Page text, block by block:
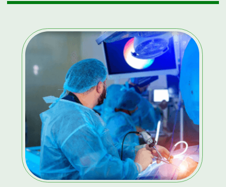
До госпитализации:
до операции, не следует допускать
обострения имеющейся патологии сустава.
Чем «спокойнее» сустав, тем ниже риски
послеоперационных осложнений и быстрее
протекает реабилитация после
перенесенной операции;
Важно не допускать повреждения кожных
покровов в области предполагаемого
оперативного лечения (раны, ссадины и
Если Вы принимаете препараты,
разжижающие кровь (аспирин,
кардиомагнил и др.), то необходимо
исключить прием данной группы
препаратов не менее чем за 7 дней до даты
предполагаемой операции. Это снизит риск
повышенной кровоточивости во время
самой операции и в послеоперационном
периоде;